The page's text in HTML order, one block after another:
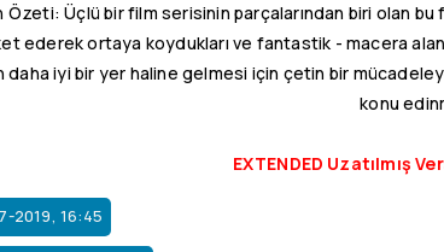
Özeti: Üçlü bir film serisinin parçalarından biri olan
ederek ortaya koydukları ve fantastik - macera
daha iyi bir yer haline gelmesi için çetin bir
konu
EXTENDED Uzatılmış
2019, 16:45